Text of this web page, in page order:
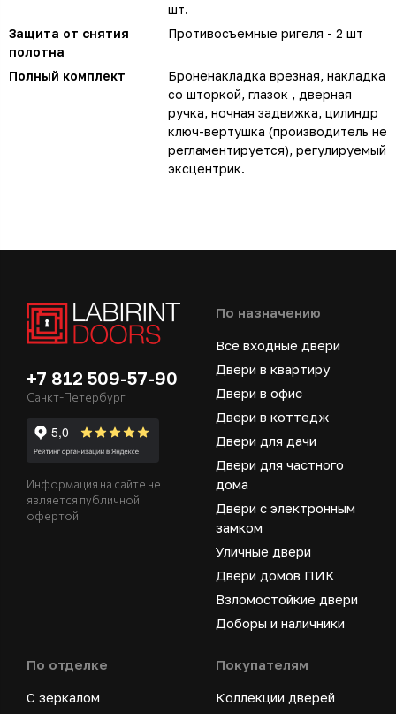
шт.
Защита от снятия
полотна
Противосъемные ригеля - 2 шт
Полный комплект
Броненакладка врезная, накладка
со шторкой, глазок , дверная
ручка, ночная задвижка, цилиндр
ключ-вертушка (производитель не
регламентируется), регулируемый
эксцентрик.
+7 812 509-57-90
Санкт-Петербург
Информация на сайте не
является публичной
офертой
По назначению
Все входные двери
Двери в квартиру
Двери в офис
Двери в коттедж
Двери для дачи
Двери для частного
дома
Двери с электронным
замком
Уличные двери
Двери домов ПИК
Взломостойкие двери
Доборы и наличники
По отделке
С зеркалом
Покупателям
Коллекции дверей